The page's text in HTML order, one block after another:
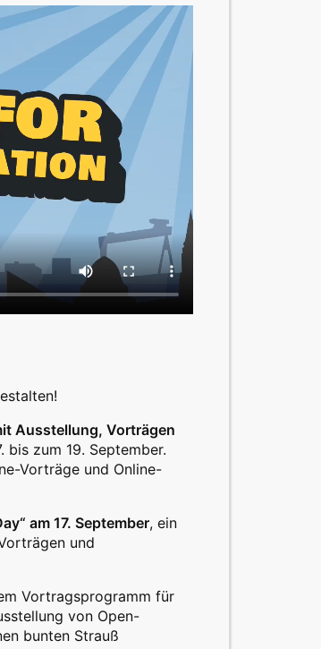
Ausstellung, Vorträgen
bis zum 19. September.
Vorträge und Online-
am 17. September, ein
und
Vortragsprogramm für
von Open-
bunten Strauß